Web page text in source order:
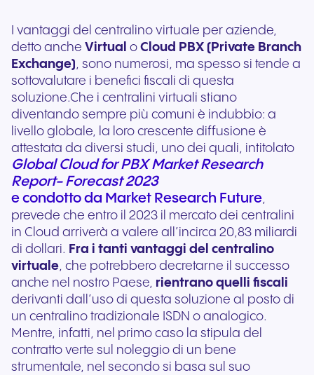
I vantaggi del centralino virtuale per aziende,
detto anche Virtual o Cloud PBX (Private Branch
Exchange), sono numerosi, ma spesso si tende a
sottovalutare i benefici fiscali di questa
soluzione.Che i centralini virtuali stiano
diventando sempre più comuni è indubbio: a
livello globale, la loro crescente diffusione è
attestata da diversi studi, uno dei quali, intitolato
Global Cloud for PBX Market Research
Report- Forecast 2023
e condotto da Market Research Future,
prevede che entro il 2023 il mercato dei centralini
in Cloud arriverà a valere all’incirca 20,83 miliardi
di dollari. Fra i tanti vantaggi del centralino
virtuale, che potrebbero decretarne il successo
anche nel nostro Paese, rientrano quelli fiscali
derivanti dall’uso di questa soluzione al posto di
un centralino tradizionale ISDN o analogico.
Mentre, infatti, nel primo caso la stipula del
contratto verte sul noleggio di un bene
strumentale, nel secondo si basa sul suo